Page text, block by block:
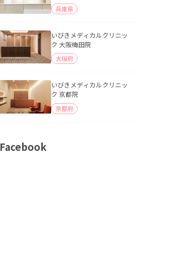
兵庫県
いびきメディカルクリニッ
ク 大阪梅田院
大阪府
いびきメディカルクリニッ
ク 京都院
京都府
Facebook